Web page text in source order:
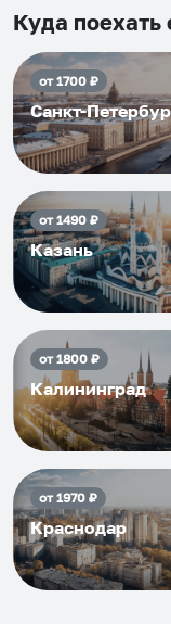
приезжать
Куда
от1700₽
Санкт-
от1490₽
Казань
от1800₽
Калининград
от1970₽
Краснодар